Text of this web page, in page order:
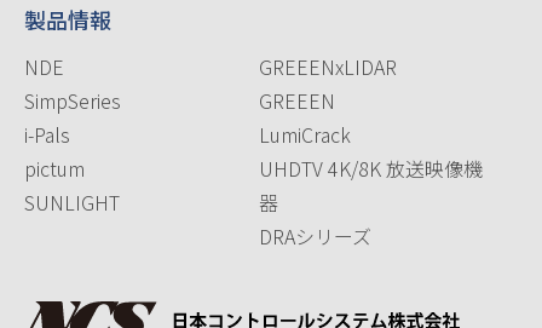
製品情報
NDE
SimpSeries
i-Pals
pictum
SUNLIGHT
GREEENxLIDAR
GREEEN
LumiCrack
UHDTV 4K/8K 放送映像機
器
DRAシリーズ